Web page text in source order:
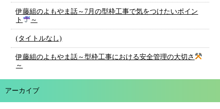
伊藤組のよもやま話～7月の型枠工事で気をつけたいポイン
ト
～
(タイトルなし)
伊藤組のよもやま話～型枠工事における安全管理の大切さ
～
アーカイブ